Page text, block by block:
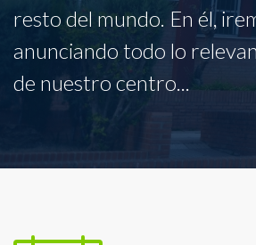
resto del mundo. En él,
anunciando todo lo
de nuestro centro...